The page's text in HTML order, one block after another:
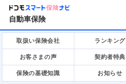
自動車保険
取扱い保険会社 ランキング
お客さまの声 契約者特典
保険の基礎知識 お知らせ